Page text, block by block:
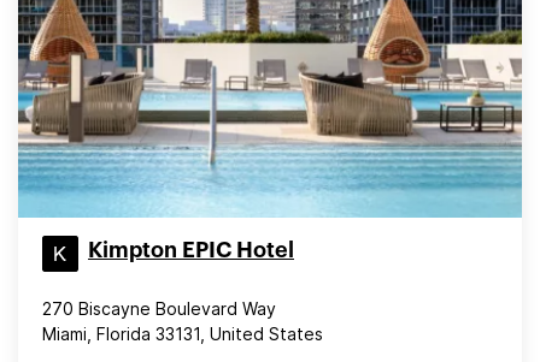
Kimpton EPIC Hotel
270 Biscayne Boulevard Way
Miami, Florida 33131, United States